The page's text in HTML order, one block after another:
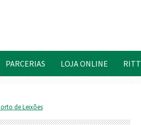
PARCERIAS LOJA ONLINE RITT
de Leixões